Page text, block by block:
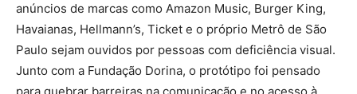
anúncios de marcas como Amazon Music, Burger King,
Havaianas, Hellmann’s, Ticket e o próprio Metrô de São
Paulo sejam ouvidos por pessoas com deficiência visual.
Junto com a Fundação Dorina, o protótipo foi pensado